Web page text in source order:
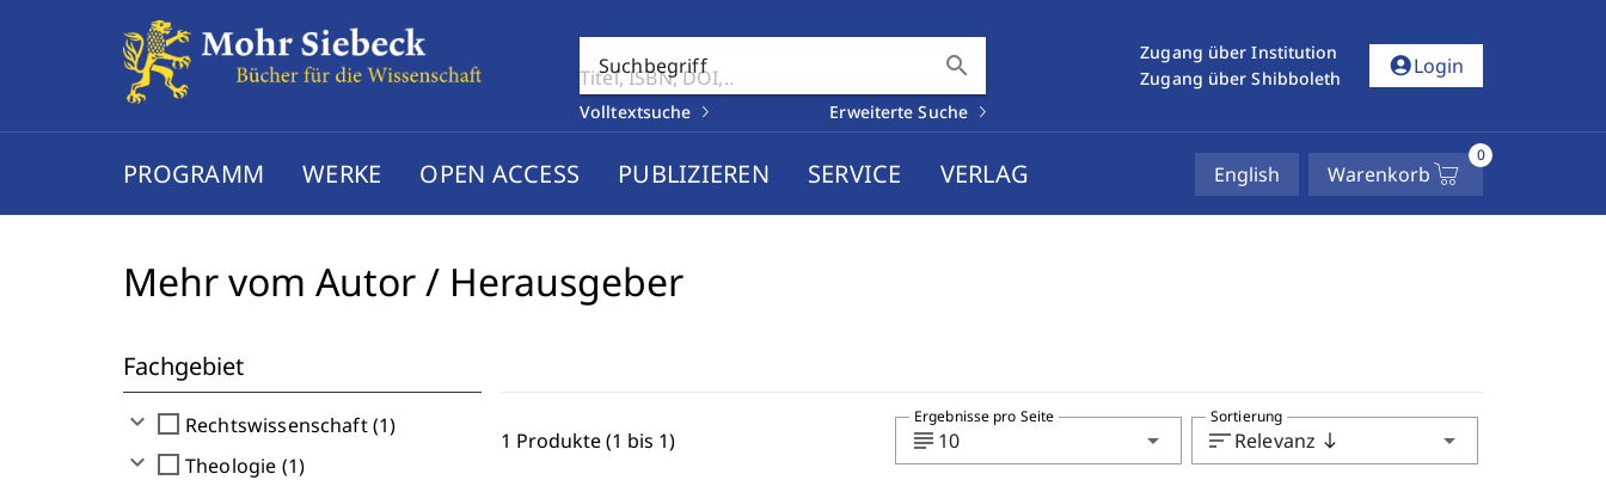
Suchbegriff search
Volltextsuche Erweiterte Suche
Zugang über Institution
Zugang über Shibboleth
account_circleLogin
PROGRAMM WERKE OPEN ACCESS PUBLIZIEREN SERVICE VERLAG English Warenkorb
0
Mehr vom Autor / Herausgeber
Fachgebiet
expand_more check_box_outline_blank Rechtswissenschaft (1)
expand_more check_box_outline_blank Theologie (1)
1 Produkte (1 bis 1) subject 10 arrow_drop_down
Ergebnisse pro Seite
sortRelevanz south arrow_drop_down
Sortierung